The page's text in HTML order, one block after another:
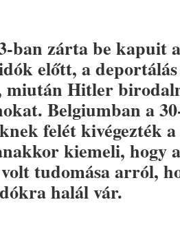
ban zárta be kapuit
előtt, a
miután Hitler
Belgiumban a
felét kivégezték
kiemeli, hogy
tudomása arról,
halál vár.